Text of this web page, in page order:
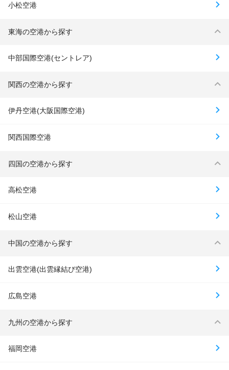
小松空港
東海の空港から探す
中部国際空港(セントレア)
関西の空港から探す
伊丹空港(大阪国際空港)
関西国際空港
四国の空港から探す
高松空港
松山空港
中国の空港から探す
出雲空港(出雲縁結び空港)
広島空港
九州の空港から探す
福岡空港